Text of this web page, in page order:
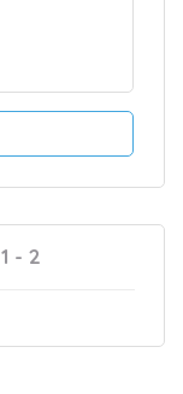
1 - 2